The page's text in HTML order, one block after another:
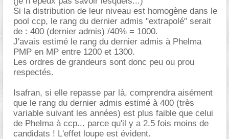
Si la distribution de leur niveau est homogène dans le
pool ccp, le rang du dernier admis "extrapolé" serait
de : 400 (dernier admis) /40% = 1000.
J'avais estimé le rang du dernier admis à Phelma
PMP en MP entre 1200 et 1300.
Les ordres de grandeurs sont donc peu ou prou
respectés.
Isafran, si elle repasse par là, comprendra aisément
que le rang du dernier admis estimé à 400 (très
variable suivant les années) est plus faible que celui
de Phelma à ccp... parce qu'il y a 2.5 fois moins de
candidats ! L'effet loupe est évident.